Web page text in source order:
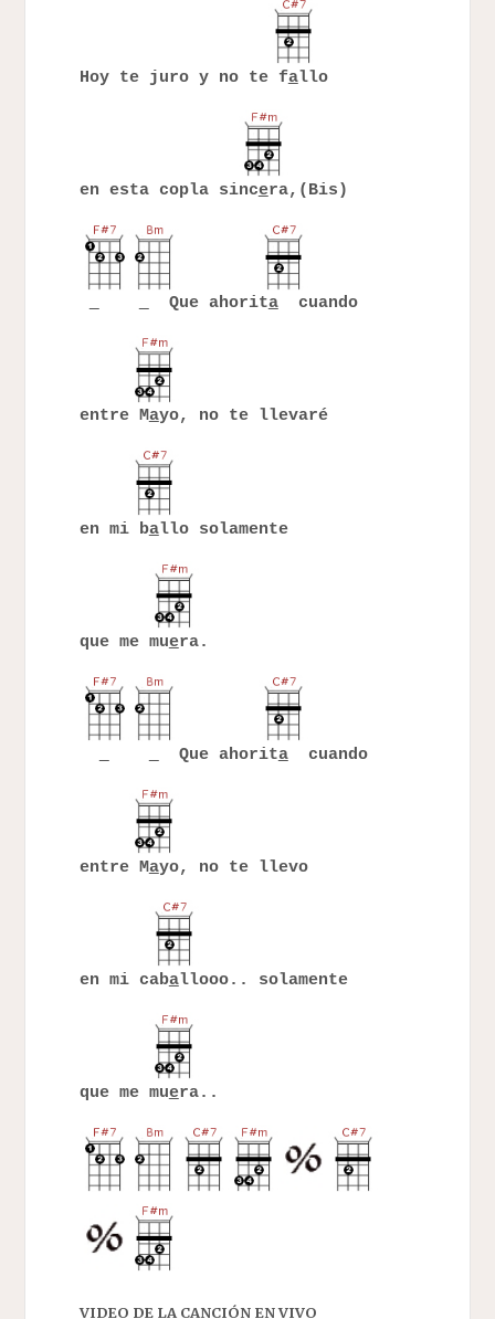
Hoy te juro y no te fallo
en esta copla sincera,(Bis)
Que ahoritacuando
entre Mayo, no te llevaré
en mi ballo solamente
que me muera.
Que ahoritacuando
entre Mayo, no te llevo
en mi caballooo.. solamente
que me muera..
VIDEO DE LA CANCIÓN EN VIVO